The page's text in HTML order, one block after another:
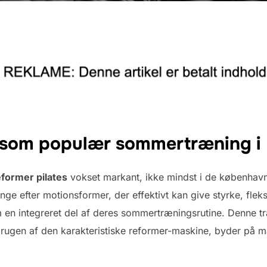
populær sommertræning i
pilates vokset markant, ikke mindst i de
efter motionsformer, der effektivt kan give styrke,
integreret del af deres sommertræningsrutine. Denne
af den karakteristiske reformer-maskine, byder på